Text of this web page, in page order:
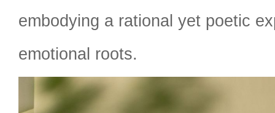
embodying a rational yet poetic
emotional roots.